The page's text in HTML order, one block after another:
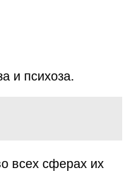
и психоза.
всех сферах их